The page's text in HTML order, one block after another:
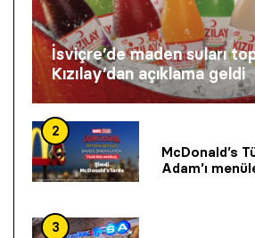
İsviçre’de maden suları
Kızılay’dan açıklama geldi
2
McDonald’s
Adam’ı
3